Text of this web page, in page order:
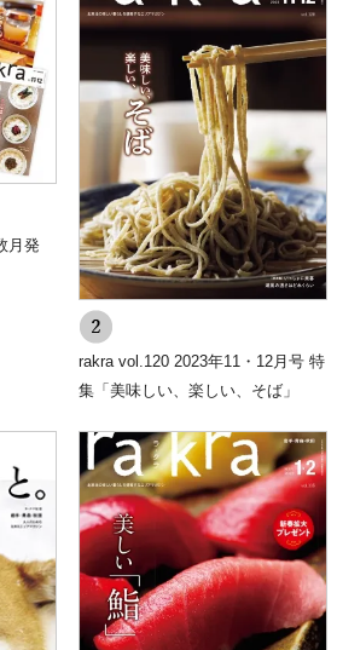
月発
rakra vol.120 2023年11・12月号 特
集「美味しい、楽しい、そば」